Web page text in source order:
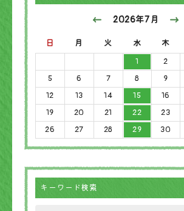
2026年7月
日 月 火 水 木
1
2
5
6 7 8 9
12
13 14 15 16
19
20 21 22 23
26
27 28 29 30
キーワード検索